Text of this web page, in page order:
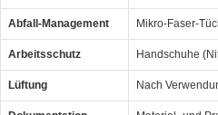
Abfall‑Management
Arbeitsschutz Handschuhe
Lüftung Nach